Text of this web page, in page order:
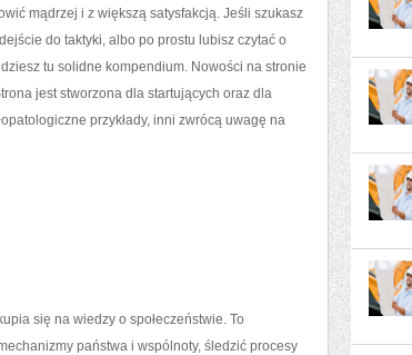
mądrzej i z większą satysfakcją. Jeśli szukasz
do taktyki, albo po prostu lubisz czytać o
tu solidne kompendium. Nowości na stronie
jest stworzona dla startujących oraz dla
przykłady, inni zwrócą uwagę na
się na wiedzy o społeczeństwie. To
państwa i wspólnoty, śledzić procesy